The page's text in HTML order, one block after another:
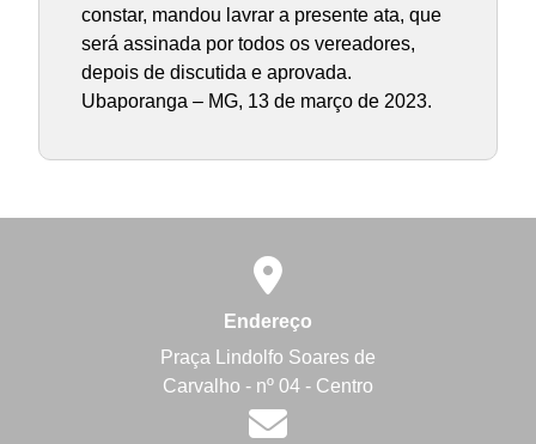
constar, mandou lavrar a presente ata, que
será assinada por todos os vereadores,
depois de discutida e aprovada.
Ubaporanga – MG, 13 de março de 2023.
Endereço
Praça Lindolfo Soares de
Carvalho - nº 04 - Centro